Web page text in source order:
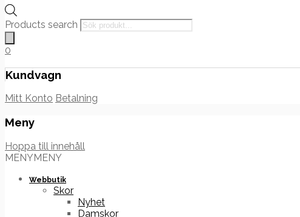
Products search
0
Kundvagn
Mitt Konto Betalning
Meny
Hoppa till innehåll
MENYMENY
Webbutik
Skor
Nyhet
Damskor